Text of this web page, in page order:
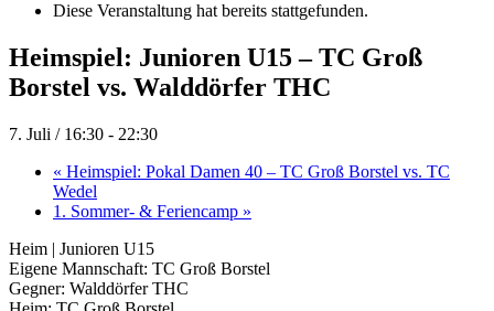
Diese Veranstaltung hat bereits stattgefunden.
Heimspiel: Junioren U15 – TC Groß
Borstel vs. Walddörfer THC
7. Juli / 16:30 - 22:30
« Heimspiel: Pokal Damen 40 – TC Groß Borstel vs. TC
Wedel
1. Sommer- & Feriencamp »
Heim | Junioren U15
Eigene Mannschaft: TC Groß Borstel
Gegner: Walddörfer THC